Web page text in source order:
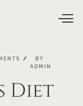
BY
ADMIN
Diet